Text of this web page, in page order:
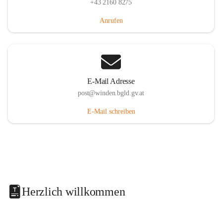
+43 2160 8275
Anrufen
E-Mail Adresse
post@winden.bgld.gv.at
E-Mail schreiben
Herzlich willkommen